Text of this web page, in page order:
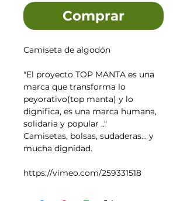
Comprar
Camiseta de algodón
"El proyecto TOP MANTA es una
marca que transforma lo
peyorativo(top manta) y lo
dignifica, es una marca humana,
solidaria y popular .."
Camisetas, bolsas, sudaderas... y
mucha dignidad.
https://vimeo.com/259331518